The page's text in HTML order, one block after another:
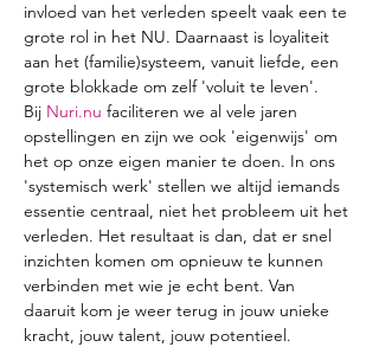
invloed van het verleden speelt vaak een te
grote rol in het NU. Daarnaast is loyaliteit
aan het (familie)systeem, vanuit liefde, een
grote blokkade om zelf 'voluit te leven'.
Bij Nuri.nu faciliteren we al vele jaren
opstellingen en zijn we ook 'eigenwijs' om
het op onze eigen manier te doen. In ons
'systemisch werk' stellen we altijd iemands
essentie centraal, niet het probleem uit het
verleden. Het resultaat is dan, dat er snel
inzichten komen om opnieuw te kunnen
verbinden met wie je echt bent. Van
daaruit kom je weer terug in jouw unieke
kracht, jouw talent, jouw potentieel.